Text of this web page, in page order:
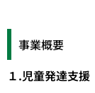
事業概要
１.児童発達支援